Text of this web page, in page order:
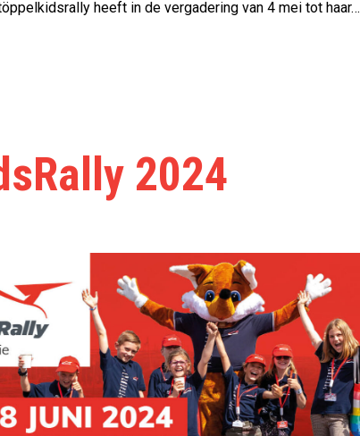
heeft in de vergadering van 4 mei tot haar…
2024